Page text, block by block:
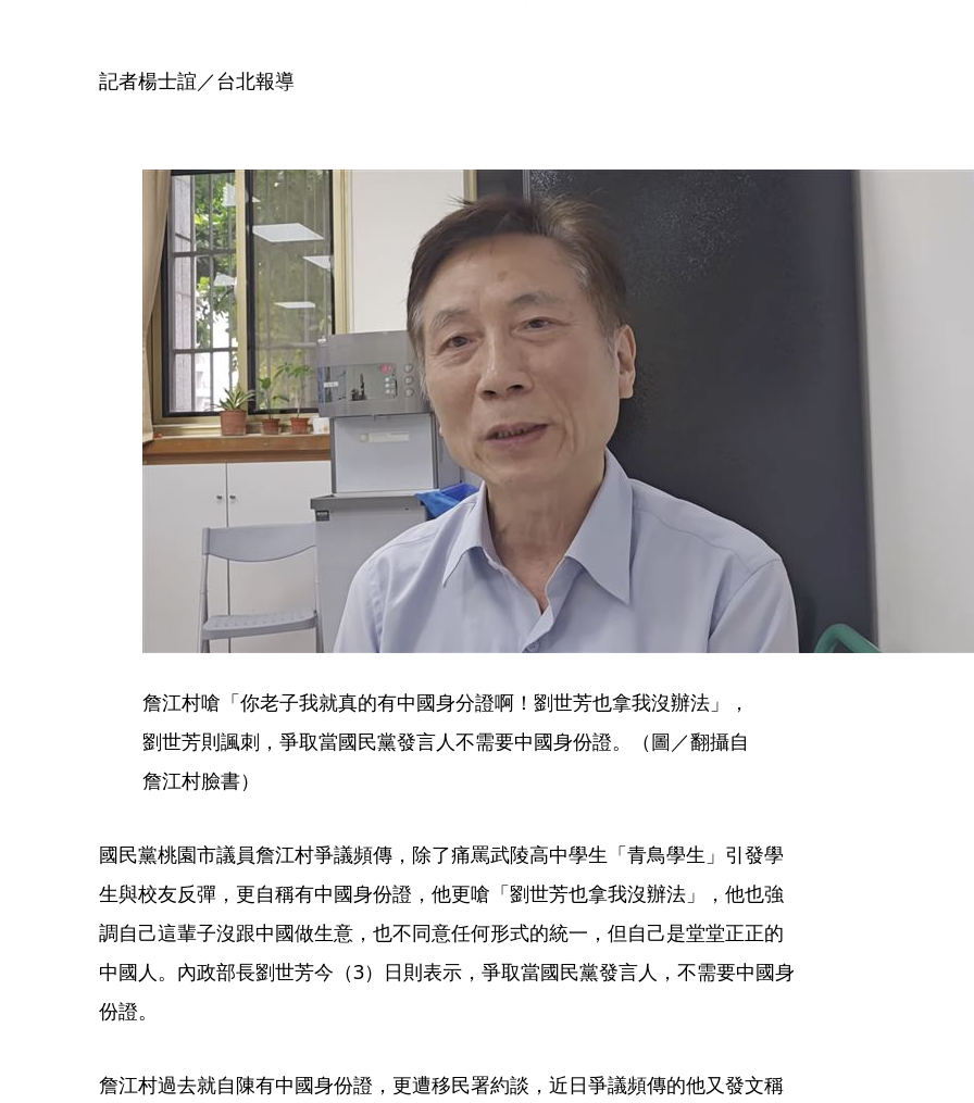
記者楊士誼／台北報導
詹江村嗆「你老子我就真的有中國身分證啊！劉世芳也拿我沒辦法」，
劉世芳則諷刺，爭取當國民黨發言人不需要中國身份證。（圖／翻攝自
詹江村臉書）
國民黨桃園市議員詹江村爭議頻傳，除了痛罵武陵高中學生「青鳥學生」引發學
生與校友反彈，更自稱有中國身份證，他更嗆「劉世芳也拿我沒辦法」，他也強
調自己這輩子沒跟中國做生意，也不同意任何形式的統一，但自己是堂堂正正的
中國人。內政部長劉世芳今（3）日則表示，爭取當國民黨發言人，不需要中國身
份證。
詹江村過去就自陳有中國身份證，更遭移民署約談，近日爭議頻傳的他又發文稱